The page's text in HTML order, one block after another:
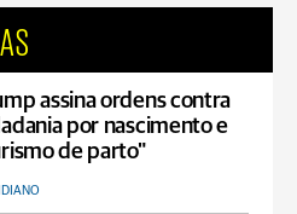
assina ordens contra
por nascimento e
de parto"